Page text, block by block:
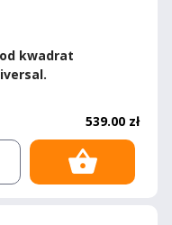
kwadrat
539.00 zł